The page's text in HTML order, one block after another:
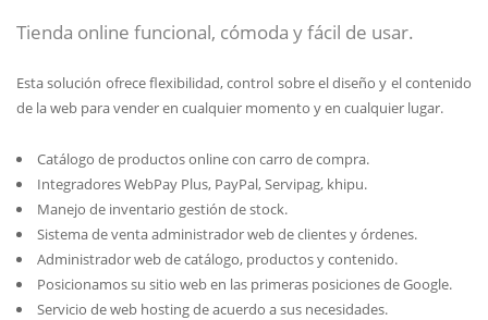
Tienda online funcional, cómoda y fácil de usar.
Esta solución ofrece flexibilidad, control sobre el diseño y el contenido
de la web para vender en cualquier momento y en cualquier lugar.
Catálogo de productos online con carro de compra.
Integradores WebPay Plus, PayPal, Servipag, khipu.
Manejo de inventario gestión de stock.
Sistema de venta administrador web de clientes y órdenes.
Administrador web de catálogo, productos y contenido.
Posicionamos su sitio web en las primeras posiciones de Google.
Servicio de web hosting de acuerdo a sus necesidades.